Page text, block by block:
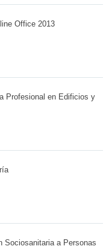
Office 2013
Profesional en Edificios y
Sociosanitaria a Personas